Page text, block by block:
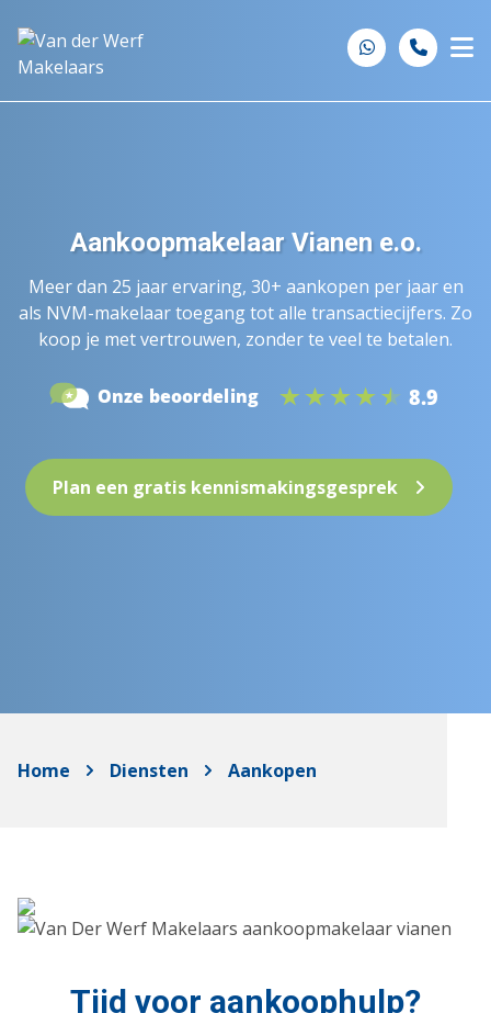
Aankoopmakelaar Vianen e.o.
Meer dan 25 jaar ervaring, 30+ aankopen per jaar en
als NVM-makelaar toegang tot alle transactiecijfers. Zo
koop je met vertrouwen, zonder te veel te betalen.
Plan een gratis kennismakingsgesprek
Home Diensten Aankopen
Tijd voor aankoophulp?